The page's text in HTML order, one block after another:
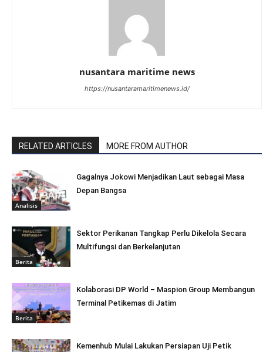
nusantara maritime news
https://nusantaramaritimenews.id/
RELATED ARTICLES MORE FROM AUTHOR
Analisis
Gagalnya Jokowi Menjadikan Laut sebagai Masa
Depan Bangsa
Berita
Sektor Perikanan Tangkap Perlu Dikelola Secara
Multifungsi dan Berkelanjutan
Berita
Kolaborasi DP World – Maspion Group Membangun
Terminal Petikemas di Jatim
Kemenhub Mulai Lakukan Persiapan Uji Petik